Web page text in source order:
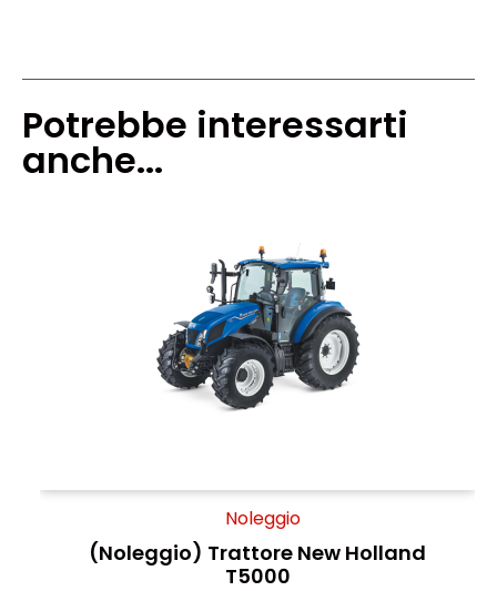
Potrebbe interessarti
anche...
Noleggio
(Noleggio) Trattore New Holland
T5000